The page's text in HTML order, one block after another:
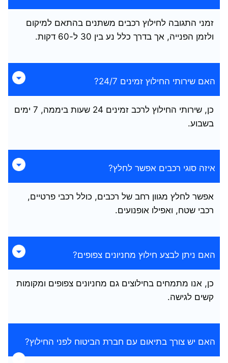
זמני התגובה לחילוץ רכבים משתנים בהתאם למיקום
ולזמן הפנייה, אך בדרך כלל נע בין 30 ל-60 דקות.
האם שירותי החילוץ זמינים 24/7?
כן, שירותי החילוץ לרכב זמינים 24 שעות ביממה, 7 ימים
בשבוע.
איזה סוגי רכבים אפשר לחלץ?
אפשר לחלץ מגוון רחב של רכבים, כולל רכבי פרטיים,
רכבי שטח, ואפילו אופנועים.
האם ניתן לבצע חילוץ מחניונים צפופים?
כן, אנו מתמחים בחילוצים גם מחניונים צפופים ומקומות
קשים לגישה.
האם יש צורך בתיאום עם חברת הביטוח לפני החילוץ?